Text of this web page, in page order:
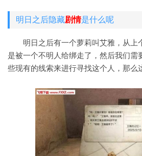
明日之后隐藏剧情是什么呢
明日之后有一个萝莉叫艾雅，从上
是被一个不明人给绑走了，然后我们需
些现有的线索来进行寻找这个人，那么